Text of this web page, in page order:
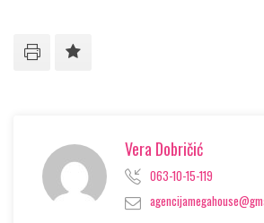
Vera Dobričić
063-10-15-119